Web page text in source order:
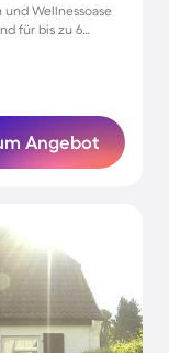
Wellnessoase
für bis zu 6
Angebot